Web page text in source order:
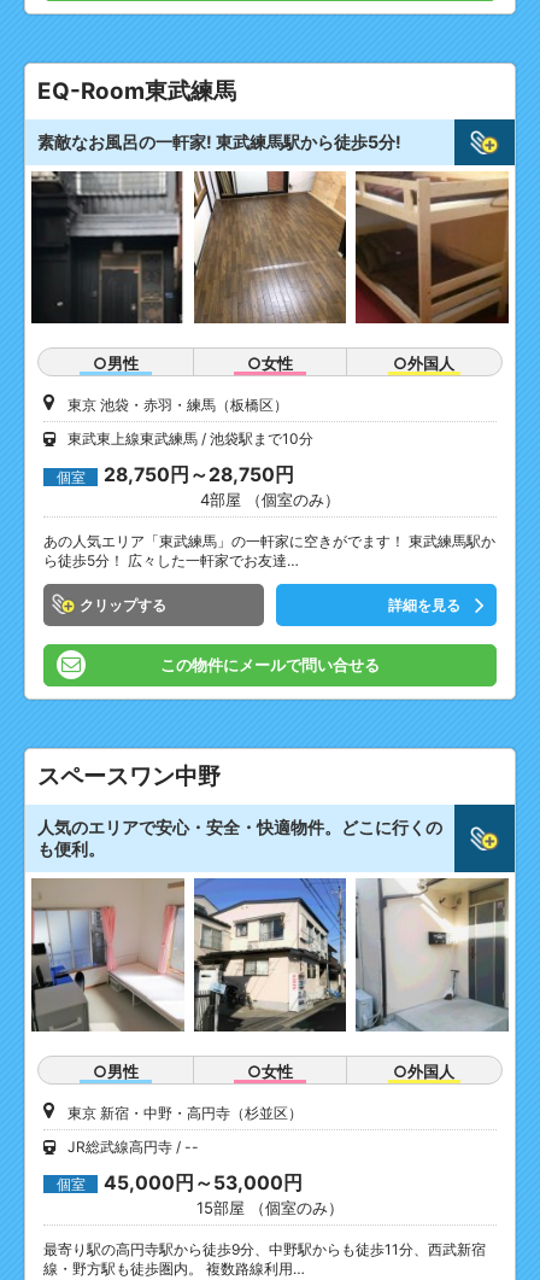
EQ-Room東武練馬
素敵なお風呂の一軒家! 東武練馬駅から徒歩5分!
○男性 ○女性 ○外国人
東京 池袋・赤羽・練馬（板橋区）
東武東上線東武練馬
池袋駅まで10分
個室 28,750円～28,750円
4部屋 （個室のみ）
あの人気エリア「東武練馬」の一軒家に空きがでます！ 東武練馬駅か
ら徒歩5分！ 広々した一軒家でお友達…
クリップ 詳細を見る
この物件にメールで問い合せる
スペースワン中野
人気のエリアで安心・安全・快適物件。どこに行くの
も便利。
○男性 ○女性 ○外国人
東京 新宿・中野・高円寺（杉並区）
JR総武線高円寺
--
個室 45,000円～53,000円
15部屋 （個室のみ）
最寄り駅の高円寺駅から徒歩9分、中野駅からも徒歩11分、西武新宿
線・野方駅も徒歩圏内。 複数路線利用…